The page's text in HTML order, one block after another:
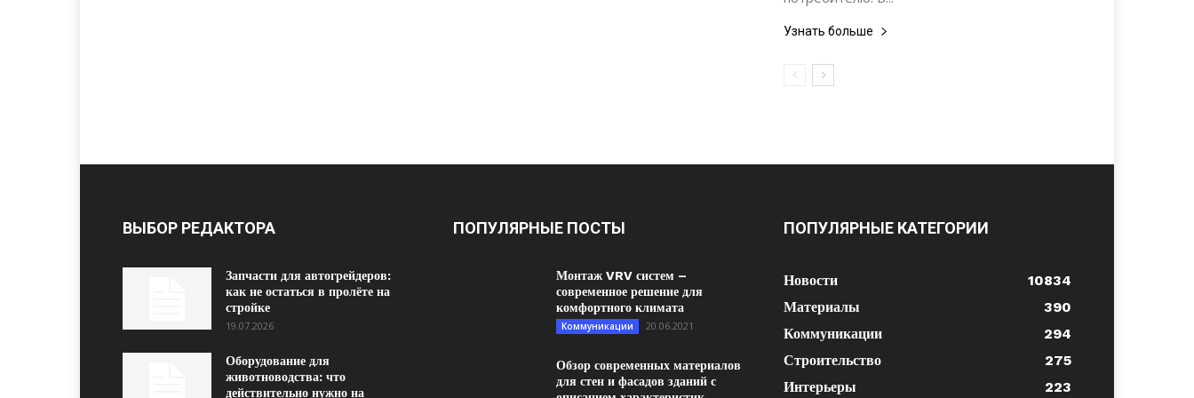
Узнать больше
ВЫБОР РЕДАКТОРА
Запчасти для автогрейдеров:
как не остаться в пролёте на
стройке
19.07.2026
Оборудование для
животноводства: что
действительно нужно на
ПОПУЛЯРНЫЕ ПОСТЫ
Монтаж VRV систем –
современное решение для
комфортного климата
Коммуникации 20.06.2021
Обзор современных материалов
для стен и фасадов зданий с
ПОПУЛЯРНЫЕ КАТЕГОРИИ
Новости
10834
Материалы
390
Коммуникации
294
Строительство
275
Интерьеры
223